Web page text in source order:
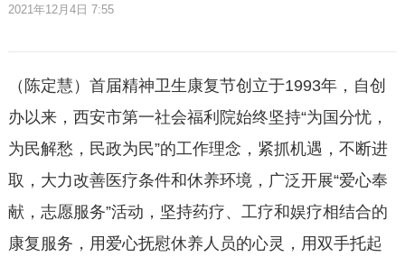
2021年12月4日 7:55
（陈定慧）首届精神卫生康复节创立于1993年，自创
办以来，西安市第一社会福利院始终坚持“为国分忧，
为民解愁，民政为民”的工作理念，紧抓机遇，不断进
取，大力改善医疗条件和休养环境，广泛开展“爱心奉
献，志愿服务”活动，坚持药疗、工疗和娱疗相结合的
康复服务，用爱心抚慰休养人员的心灵，用双手托起